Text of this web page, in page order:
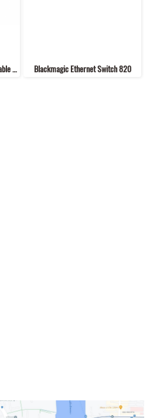
YoloLiv YoloBox Mini Ultra-Portable All-in-One Smart Live Streaming Encoder & Monitor Blackmagic Ethernet Switch 820